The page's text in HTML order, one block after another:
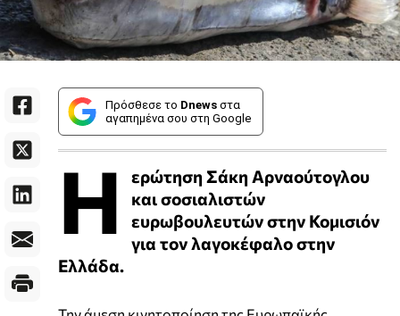
Πρόσθεσε το Dnews στα
αγαπημένα σου στη Google
Η
ερώτηση Σάκη Αρναούτογλου
και σοσιαλιστών
ευρωβουλευτών στην Κομισιόν
για τον λαγοκέφαλο στην
Ελλάδα.